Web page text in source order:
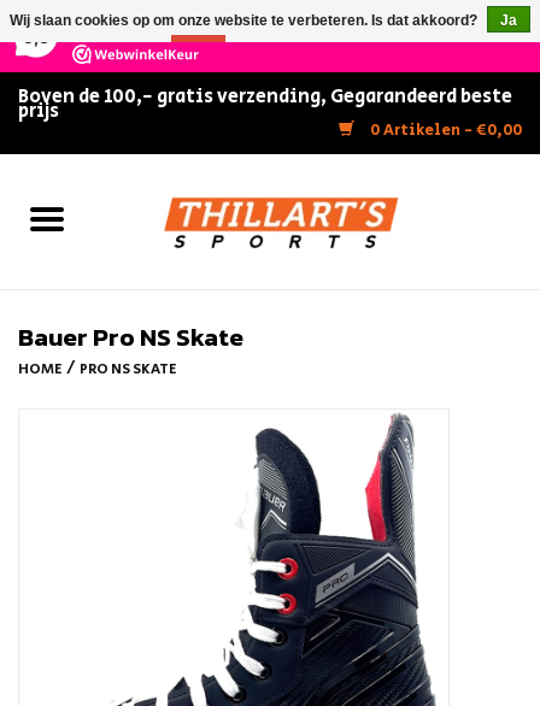
147 Reviews ×
Boven de 100,- gratis verzending, Gegarandeerd beste
prijs
0 Artikelen - €0,00
Home
Bauer Pro NS Skate
HOME / PRO NS SKATE
Wij slaan cookies op om onze website te verbeteren. Is dat akkoord?
Ja
Nee